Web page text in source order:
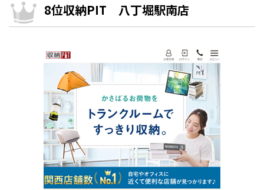
8位収納PIT 八丁堀駅南店